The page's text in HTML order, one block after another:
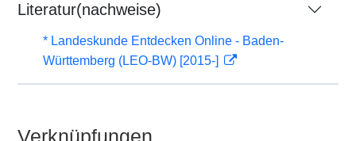
Literatur(nachweise)
* Landeskunde Entdecken Online - Baden-
Württemberg (LEO-BW) [2015-]
Verknüpfungen